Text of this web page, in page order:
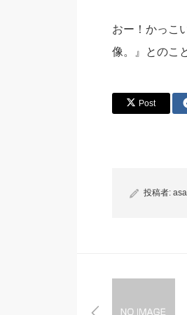
おー！かっこ
像。』とのこ
Post
投稿者: